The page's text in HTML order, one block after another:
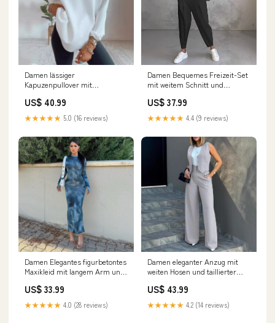
Damen lässiger
Kapuzenpullover mit
glitter jumpsuit-ai
US$ 40.99
★★★★★ 5.0 (16 reviews)
Damen Bequemes Freizeit-Set
mit weitem Schnitt und
frauen
US$ 37.99
★★★★★ 4.4 (9 reviews)
Damen Elegantes figurbetontes
Maxikleid mit langem Arm und
Drune Niedrige Sneaker
US$ 33.99
★★★★★ 4.0 (28 reviews)
Damen eleganter Anzug mit
weiten Hosen und taillierter
US$ 43.99
★★★★★ 4.2 (14 reviews)